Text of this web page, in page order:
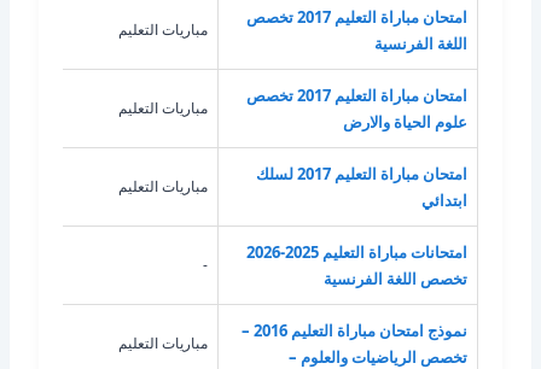
امتحان مباراة التعليم 2017 تخصص
اللغة الفرنسية
مباريات التعليم
امتحان مباراة التعليم 2017 تخصص
علوم الحياة والارض
مباريات التعليم
امتحان مباراة التعليم 2017 لسلك
ابتدائي
مباريات التعليم
امتحانات مباراة التعليم 2025-2026
تخصص اللغة الفرنسية
-
نموذج امتحان مباراة التعليم 2016 –
تخصص الرياضيات والعلوم –
مباريات التعليم